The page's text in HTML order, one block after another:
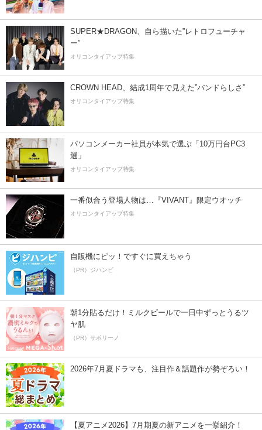
SUPER★DRAGON、自ら描いた”レトロフューチャ
ー”
オリコンタイアップ特集
CROWN HEAD、結成1周年で見えた”バンドらしさ”
オリコンタイアップ特集
パソコンメーカー社員が本気で選ぶ「10万円台PC3
選」
オリコンタイアップ特集
一番似合う登場人物は…『VIVANT』限定ウオッチ
オリコンタイアップ特集
自販機にピッ！ですぐに買えちゃう
（PR）ジハンピ
朝1分貼るだけ！ミルクピールで一日中ずっとうるツ
ヤ肌
（PR）サボリーノ
2026年7月夏ドラマも、注目作＆話題作が勢ぞろい！
【夏アニメ2026】7月期夏の新アニメを一挙紹介！